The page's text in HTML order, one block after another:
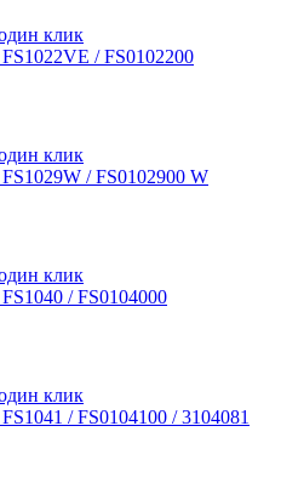
клик
/ FS0102200
клик
/ FS0102900 W
клик
/ FS0104000
клик
/ FS0104100 / 3104081